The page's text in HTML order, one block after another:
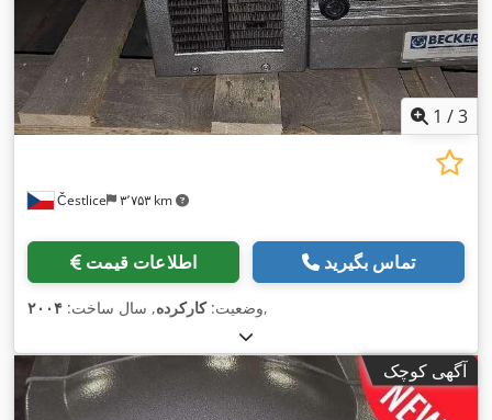
1 /3
Čestlice ۳٬۷۵۳ km
اطلاعات قیمت تماس بگیرید
وضعیت:کارکرده, سال ساخت: ۲۰۰۴ ,
آگهی کوچک